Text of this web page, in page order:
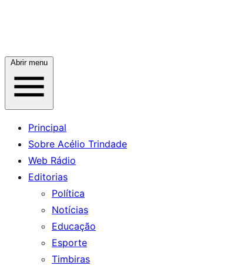
Abrir menu
Principal
Sobre Acélio Trindade
Web Rádio
Editorias
Política
Notícias
Educação
Esporte
Timbiras